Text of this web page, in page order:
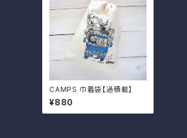
CAMPS 巾着袋【過積載】
¥880